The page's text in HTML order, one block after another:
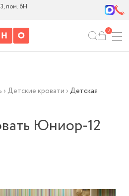
пом. 6Н
0
› Детские кровати › Детская
Юниор-12